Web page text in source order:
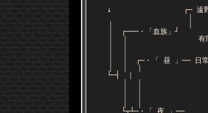
↓ ┌─ 遠野家 / 七夜一族
｜
｜ ｜ └ ├ 遠
｜ ┌───・「血
｜ ｜ 有間・久我峰・
｜ ｜ ｜
｜ ｜ ｜ ｜ ├
｜ ｜ ┌─・「 昼 」── 日常
｜ ｜ ｜ ｜
└─┤ ｜ ｜ ├
｜ ｜
｜ ｜ ├ 月姫
｜ ｜ ├ 瀬
｜ ｜ └ 弓塚
└┬┴─・「 夜 」── 編（死